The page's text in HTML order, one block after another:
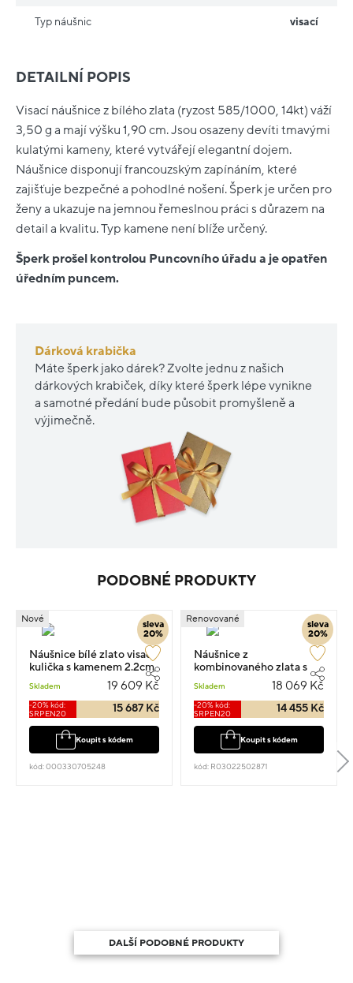
DETAILNÍ POPIS
Visací náušnice z bílého zlata (ryzost 585/1000, 14kt) váží
3,50 g a mají výšku 1,90 cm. Jsou osazeny devíti tmavými
kulatými kameny, které vytvářejí elegantní dojem.
Náušnice disponují francouzským zapínáním, které
zajišťuje bezpečné a pohodlné nošení. Šperk je určen pro
ženy a ukazuje na jemnou řemeslnou práci s důrazem na
detail a kvalitu. Typ kamene není blíže určený.
Šperk prošel kontrolou Puncovního úřadu a je opatřen
úředním puncem.
Dárková krabička
Máte šperk jako dárek? Zvolte jednu z našich
dárkových krabiček, díky které šperk lépe vynikne
a samotné předání bude působit promyšleně a
výjimečně.
Typ náušnic visací
PODOBNÉ PRODUKTY
sleva
20%
Nové
Náušnice bílé zlato visací
kulička s kamenem 2.2cm
Skladem 19 609 Kč
-20% kód:
SRPEN20
15 687 Kč
Koupit s kódem
kód: 000330705248
sleva
20%
Renovované
Náušnice z
kombinovaného zlata s
kamenem visací 1.50cm
5.56g
Skladem 18 069 Kč
-20% kód:
SRPEN20
14 455 Kč
Koupit s kódem
kód: R03022502871
DALŠÍ PODOBNÉ PRODUKTY